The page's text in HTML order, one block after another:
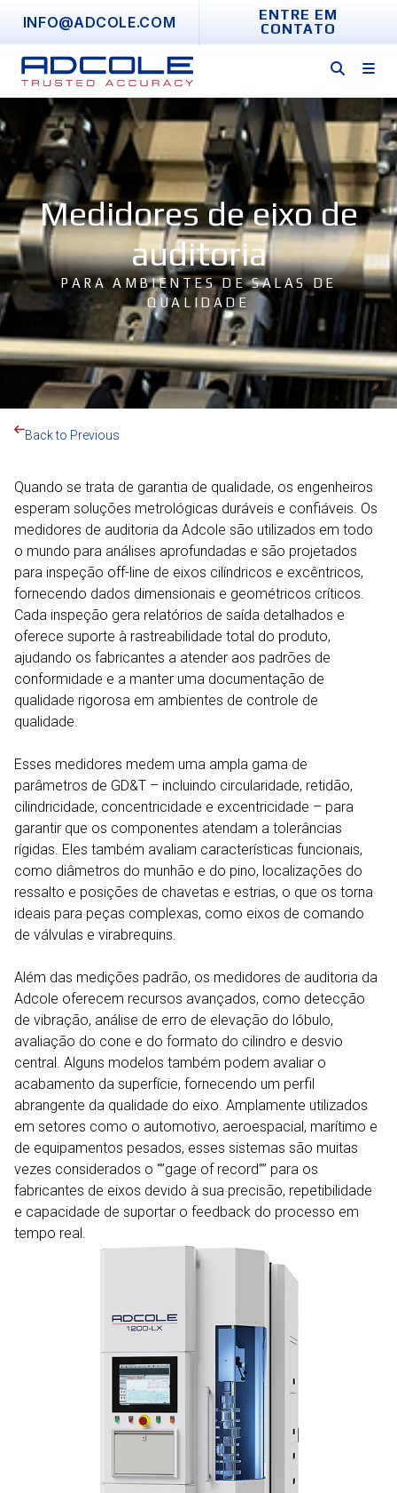
content
INFO@ADCOLE.COM
ENTRE EM
CONTATO
Medidores de eixo de
auditoria
PARA AMBIENTES DE SALAS DE
QUALIDADE
Back to Previous
Quando se trata de garantia de qualidade, os engenheiros
esperam soluções metrológicas duráveis e confiáveis. Os
medidores de auditoria da Adcole são utilizados em todo
o mundo para análises aprofundadas e são projetados
para inspeção off-line de eixos cilíndricos e excêntricos,
fornecendo dados dimensionais e geométricos críticos.
Cada inspeção gera relatórios de saída detalhados e
oferece suporte à rastreabilidade total do produto,
ajudando os fabricantes a atender aos padrões de
conformidade e a manter uma documentação de
qualidade rigorosa em ambientes de controle de
qualidade.
Esses medidores medem uma ampla gama de
parâmetros de GD&T – incluindo circularidade, retidão,
cilindricidade, concentricidade e excentricidade – para
garantir que os componentes atendam a tolerâncias
rígidas. Eles também avaliam características funcionais,
como diâmetros do munhão e do pino, localizações do
ressalto e posições de chavetas e estrias, o que os torna
ideais para peças complexas, como eixos de comando
de válvulas e virabrequins.
Além das medições padrão, os medidores de auditoria da
Adcole oferecem recursos avançados, como detecção
de vibração, análise de erro de elevação do lóbulo,
avaliação do cone e do formato do cilindro e desvio
central. Alguns modelos também podem avaliar o
acabamento da superfície, fornecendo um perfil
abrangente da qualidade do eixo. Amplamente utilizados
em setores como o automotivo, aeroespacial, marítimo e
de equipamentos pesados, esses sistemas são muitas
vezes considerados o “”gage of record”” para os
fabricantes de eixos devido à sua precisão, repetibilidade
e capacidade de suportar o feedback do processo em
tempo real.